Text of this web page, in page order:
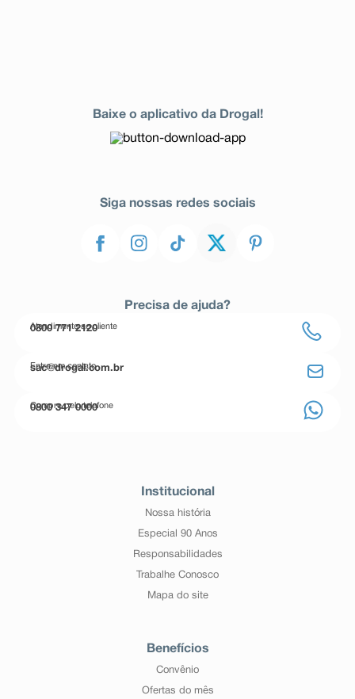
Baixe o aplicativo da Drogal!
Siga nossas redes sociais
Precisa de ajuda?
Atendimento ao cliente
0800 771 2120
Entre em contato
sac@drogal.com.br
Compre pelo telefone
0800 347 0000
Institucional
Nossa história
Especial 90 Anos
Responsabilidades
Trabalhe Conosco
Mapa do site
Benefícios
Convênio
Ofertas do mês